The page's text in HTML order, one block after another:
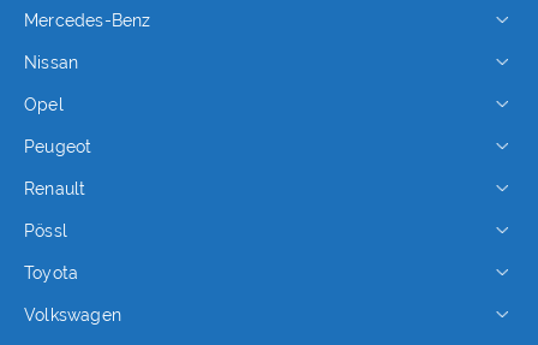
Mercedes-Benz
Nissan
Opel
Peugeot
Renault
Pössl
Toyota
Volkswagen